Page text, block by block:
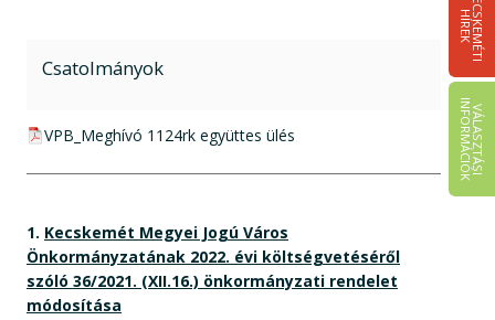
K
E
C
S
K
E
M
É
T
I
HÍ
R
E
K
V
Á
L
A
S
Z
T
Á
S
I
IN
F
O
R
M
Á
C
I
Ó
K
Csatolmányok
pdf csatolmány:
VPB_Meghívó 1124rk együttes ülés
1. Kecskemét Megyei Jogú Város
Önkormányzatának 2022. évi költségvetéséről
szóló 36/2021. (XII.16.) önkormányzati rendelet
módosítása